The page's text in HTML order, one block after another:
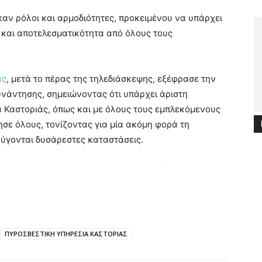
ρόλοι και αρμοδιότητες, προκειμένου να υπάρχει
αποτελεσματικότητα από όλους τους
, μετά το πέρας της τηλεδιάσκεψης, εξέφρασε την
σημειώνοντας ότι υπάρχει άριστη
όπως και με όλους τους εμπλεκόμενους
όλους, τονίζοντας για μία ακόμη φορά τη
δυσάρεστες καταστάσεις.
ΠΥΡΟΣΒΕΣΤΙΚΗ ΥΠΗΡΕΣΙΑ ΚΑΣΤΟΡΙΑΣ